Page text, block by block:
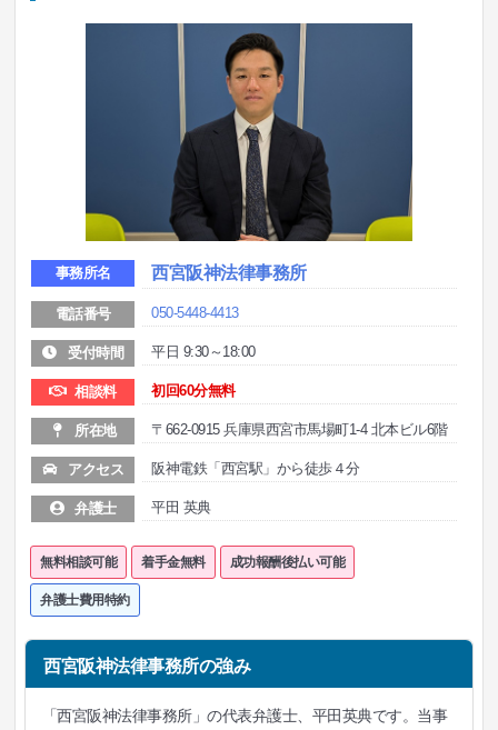
事務所名 西宮阪神法律事務所
電話番号 050-5448-4413
受付時間 平日 9:30～18:00
相談料 初回60分無料
所在地 〒662-0915 兵庫県西宮市馬場町1-4 北本ビル6階
アクセス 阪神電鉄「西宮駅」から徒歩４分
弁護士 平田 英典
無料相談可能 着手金無料 成功報酬後払い可能
弁護士費用特約
西宮阪神法律事務所の強み
「西宮阪神法律事務所」の代表弁護士、平田英典です。当事